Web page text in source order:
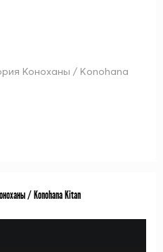
Коноханы / Konohana
/ Konohana Kitan